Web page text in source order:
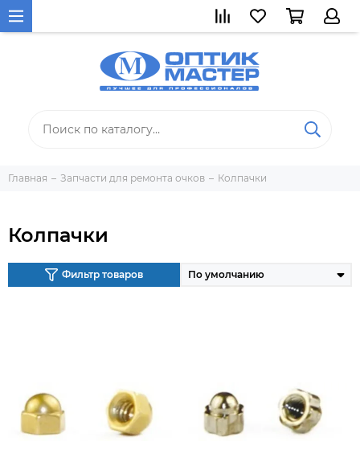
Главная Запчасти для ремонта очков Колпачки
Колпачки
Фильтр товаров